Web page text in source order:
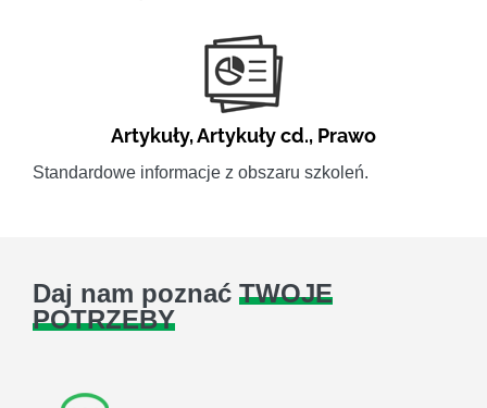
Artykuły,Artykuły cd., Prawo
Standardowe informacje z obszaru szkoleń.
Daj nam poznać TWOJE
POTRZEBY